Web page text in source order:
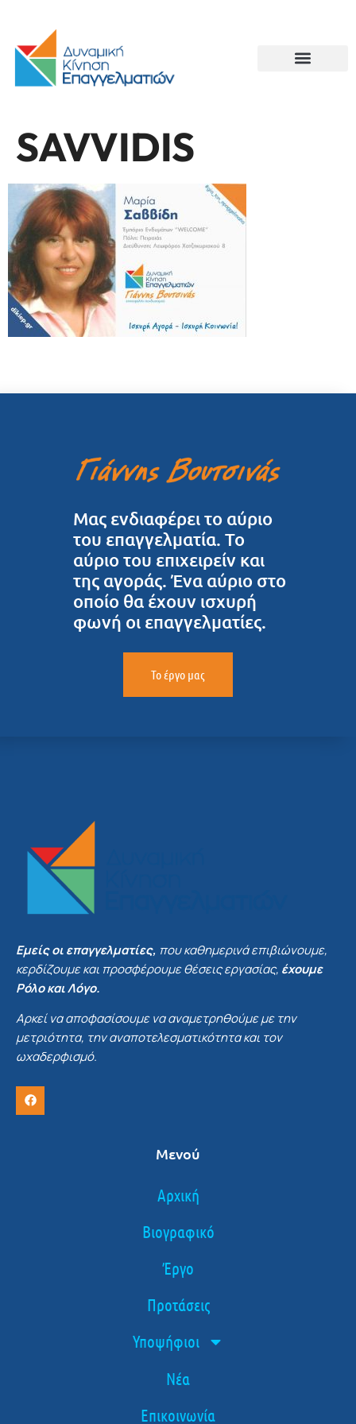
SAVVIDIS
Μας ενδιαφέρει το αύριο
του επαγγελματία. Το
αύριο του επιχειρείν και
της αγοράς. Ένα αύριο στο
οποίο θα έχουν ισχυρή
φωνή οι επαγγελματίες.
Το έργο μας
Εμείς οι επαγγελματίες, που καθημερινά επιβιώνουμε,
κερδίζουμε και προσφέρουμε θέσεις εργασίας, έχουμε
Ρόλο και Λόγο.
Αρκεί να αποφασίσουμε να αναμετρηθούμε με την
μετριότητα, την αναποτελεσματικότητα και τον
ωχαδερφισμό.
Μενού
Αρχική
Βιογραφικό
Έργο
Προτάσεις
Υποψήφιοι
Νέα
Επικοινωνία